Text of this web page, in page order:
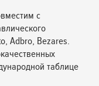
с
Adbro, Bezares.
таблице